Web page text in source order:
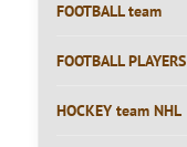
FOOTBALL team
FOOTBALL PLAYERS
HOCKEY team NHL